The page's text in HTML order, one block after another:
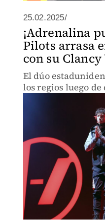
25.02.2025/
¡Adrenalina
Pilots arrasa
con su
El dúo
los regios luego de